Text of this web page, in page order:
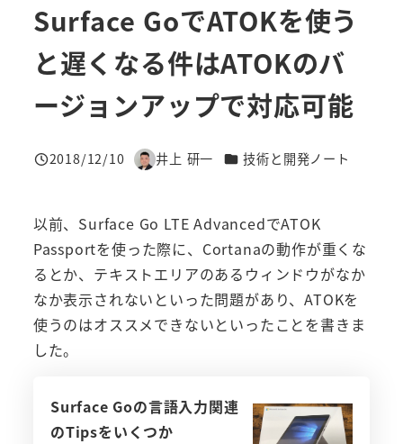
Surface GoでATOKを使う
と遅くなる件はATOKのバ
ージョンアップで対応可能
投稿日
2018/12/10
著
井上 研一 カテゴリー
技術と開発ノート
以前、Surface Go LTE AdvancedでATOK
Passportを使った際に、Cortanaの動作が重くな
るとか、テキストエリアのあるウィンドウがなか
なか表示されないといった問題があり、ATOKを
使うのはオススメできないといったことを書きま
した。
Surface Goの言語入力関連
のTipsをいくつか